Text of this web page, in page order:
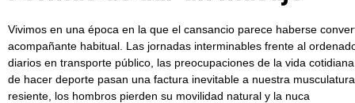
Vivimos en una época en la que el cansancio parece haberse
acompañante habitual. Las jornadas interminables frente al
diarios en transporte público, las preocupaciones de la vida
de hacer deporte pasan una factura inevitable a nuestra
resiente, los hombros pierden su movilidad natural y la nuca